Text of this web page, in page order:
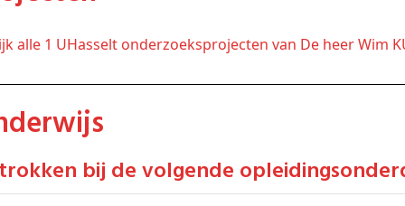
alle 1 UHasselt onderzoeksprojecten van De heer Wim
bij de volgende